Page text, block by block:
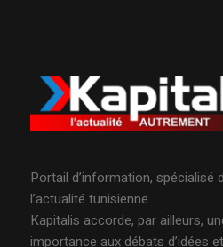
Portail d’information, spécialisé
l’actualité tunisienne.
Kapitalis accorde, par ailleurs,
importance aux débats d’idées